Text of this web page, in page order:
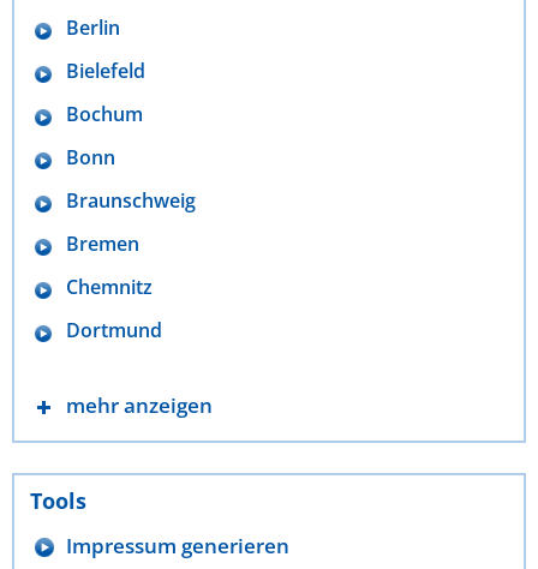
Berlin
Bielefeld
Bochum
Bonn
Braunschweig
Bremen
Chemnitz
Dortmund
mehr anzeigen
Tools
Impressum generieren